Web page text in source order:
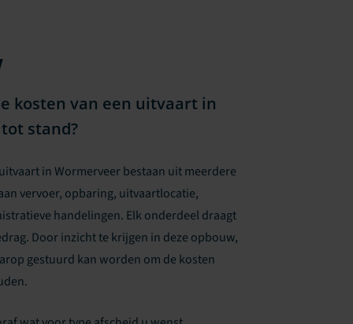
kosten van een uitvaart in
stand?
in Wormerveer bestaan uit meerdere
vervoer, opbaring, uitvaartlocatie,
handelingen. Elk onderdeel draagt
Door inzicht te krijgen in deze opbouw,
gestuurd kan worden om de kosten